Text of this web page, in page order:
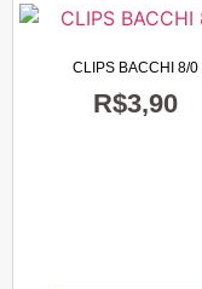
CLIPS BACCHI 8/0
R$3,90